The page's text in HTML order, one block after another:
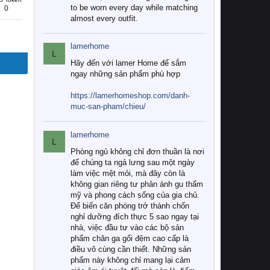
0
to be worn every day while matching
almost every outfit.
L
lamerhome
Hãy đến với lamer Home để sắm
ngay những sản phẩm phù hợp
https://lamerhomeshop.com/danh-
muc-san-pham/chieu/
L
lamerhome
Phòng ngủ không chỉ đơn thuần là nơi
để chúng ta ngả lưng sau một ngày
làm việc mệt mỏi, mà đây còn là
không gian riêng tư phản ánh gu thẩm
mỹ và phong cách sống của gia chủ.
Để biến căn phòng trở thành chốn
nghỉ dưỡng đích thực 5 sao ngay tại
nhà, việc đầu tư vào các bộ sản
phẩm chăn ga gối đệm cao cấp là
điều vô cùng cần thiết. Những sản
phẩm này không chỉ mang lại cảm